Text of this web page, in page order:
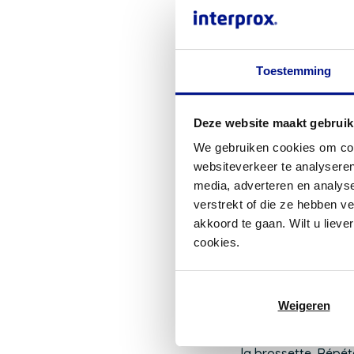
Toestemming
Deze website maakt
We gebruiken cookies om
websiteverkeer te
media, adverteren en
verstrekt of die ze hebben
akkoord te gaan. Wilt u
cookies.
Weigeren
interdentaires
Demandez à votre
La Interprox Plus
Avec
Taille basée
Forme
Forme conique
Choisissez la